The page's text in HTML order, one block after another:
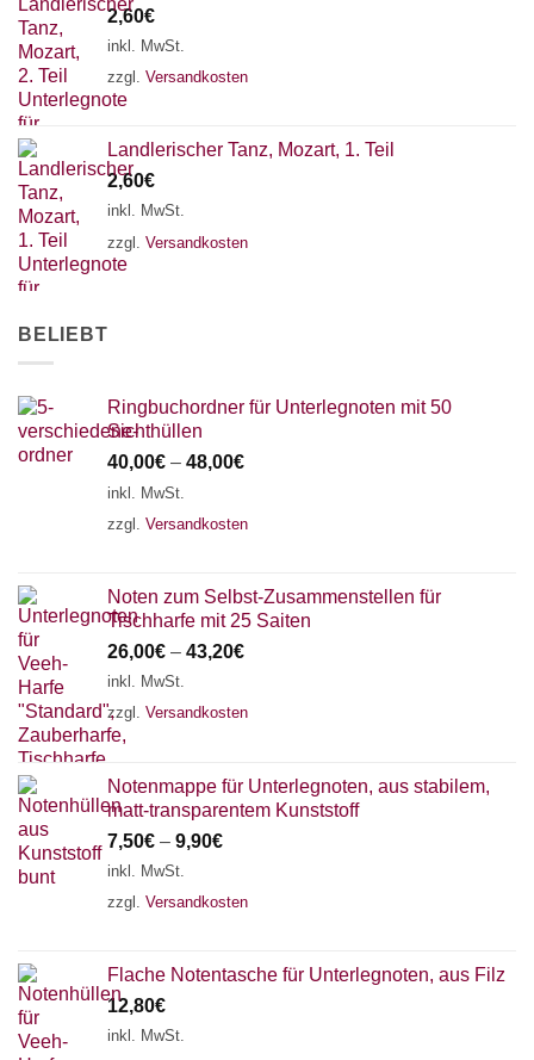
2,60€
inkl. MwSt.
zzgl. Versandkosten
Landlerischer Tanz, Mozart, 1. Teil
2,60€
inkl. MwSt.
zzgl. Versandkosten
BELIEBT
Ringbuchordner für Unterlegnoten mit 50
Sichthüllen
40,00€ – 48,00€
inkl. MwSt.
zzgl. Versandkosten
Noten zum Selbst-Zusammenstellen für
Tischharfe mit 25 Saiten
26,00€ – 43,20€
inkl. MwSt.
zzgl. Versandkosten
Notenmappe für Unterlegnoten, aus stabilem,
matt-transparentem Kunststoff
7,50€ – 9,90€
inkl. MwSt.
zzgl. Versandkosten
Flache Notentasche für Unterlegnoten, aus Filz
12,80€
inkl. MwSt.
18 SAITEN
AKKORDZITHER